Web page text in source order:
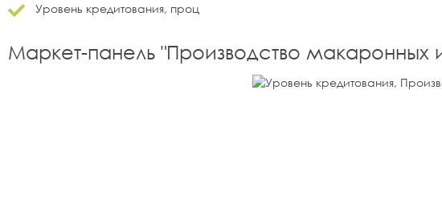
Уровень кредитования, проц
Маркет-панель "Производство макаронных